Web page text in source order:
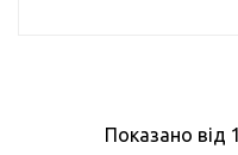
Показано від